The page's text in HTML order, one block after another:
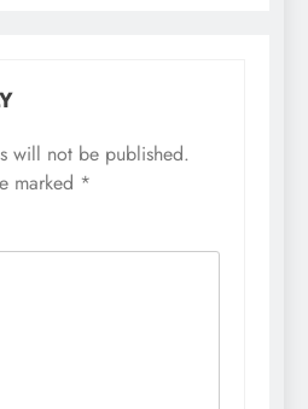
will not be published.
marked *